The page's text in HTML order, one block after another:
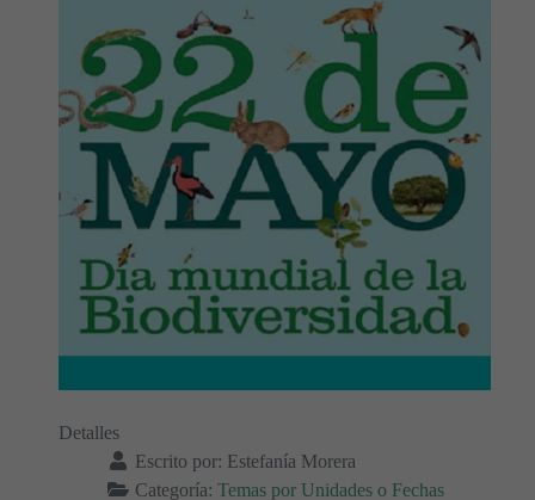
Detalles
Escrito por: Estefanía Morera
Categoría: Temas por Unidades o Fechas